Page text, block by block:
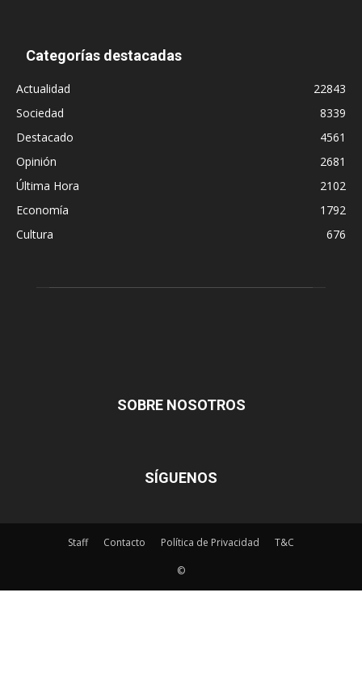
Categorías destacadas
Actualidad
22843
Sociedad
8339
Destacado
4561
Opinión
2681
Última Hora
2102
Economía
1792
Cultura
676
SOBRE NOSOTROS
SÍGUENOS
Staff Contacto Política de Privacidad T&C
©